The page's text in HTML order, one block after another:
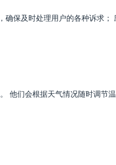
确保及时处理用户的各种诉求；
他们会根据天气情况随时调节